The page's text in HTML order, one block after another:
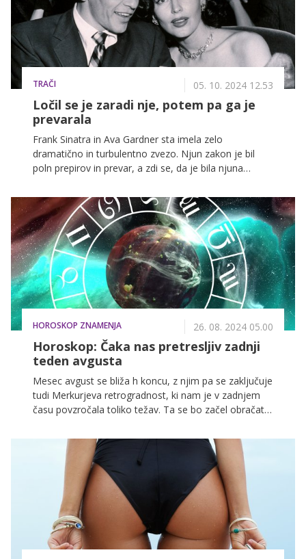
TRAČI 05. 10. 2024 12.53
Ločil se je zaradi nje, potem pa ga je
prevarala
Frank Sinatra in Ava Gardner sta imela zelo
dramatično in turbulentno zvezo. Njun zakon je bil
poln prepirov in prevar, a zdi se, da je bila njuna
HOROSKOP ZNAMENJA 26. 08. 2024 05.00
Horoskop: Čaka nas pretresljiv zadnji
teden avgusta
Mesec avgust se bliža h koncu, z njim pa se zaključuje
tudi Merkurjeva retrogradnost, ki nam je v zadnjem
času povzročala toliko težav. Ta se bo začel obračati
vedno čutili njegovo nestabilno energijo.